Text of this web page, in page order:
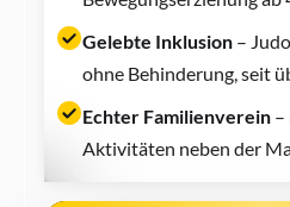
Gelebte Inklusion–
ohne Behinderung, seit
Echter Familienverein–
Aktivitäten neben der